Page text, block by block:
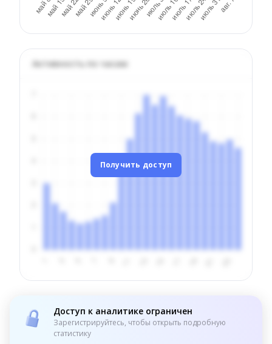
Активность по часам
Получить доступ
Доступ к аналитике ограничен
Зарегистрируйтесь, чтобы открыть подробную
статистику